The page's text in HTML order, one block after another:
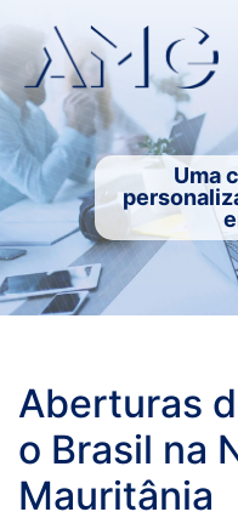
Uma
Aberturas
o Brasil na
Mauritânia